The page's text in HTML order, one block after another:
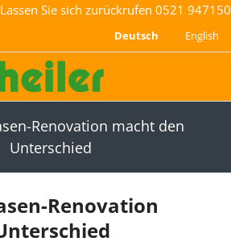
Lassen Sie sich zurückrufen 0521 947150
Deutsch English
Renovation macht den
Unterschied
Renovation